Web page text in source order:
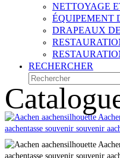
NETTOYAGE
ÉQUIPEMENT
DRAPEAUX
RECHERCHER
Rechercher